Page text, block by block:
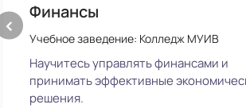
‹ Финансы
Учебное заведение: Колледж МУИВ
Научитесь управлять финансами и
принимать эффективные
решения.